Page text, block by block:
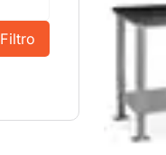
Filtro